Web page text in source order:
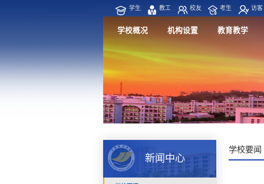
学生 教工 校友 考生 访客
学校概况 机构设置 教育教学
新闻中心
学校要闻